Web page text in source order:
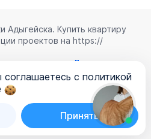
Адыгейска. Купить квартиру
проектов на https://
согласие с
Лицензионным
и
данных
с политикой
Принять